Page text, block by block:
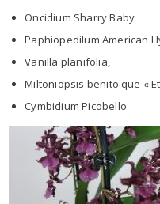
Oncidium Sharry Baby
Paphiopedilum American
Vanilla planifolia,
Miltoniopsis benito que «
Cymbidium Picobello